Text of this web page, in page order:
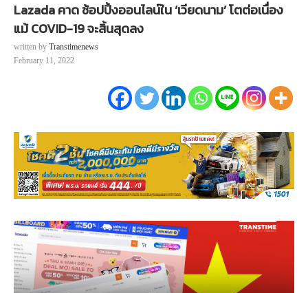
Lazada คาด ช้อปปิ้งออนไลน์ใน ‘เวียดนาม’ โตต่อเนื่อง
แม้ COVID-19 จะสิ้นสุดลง
written by Transtimenews
February 11, 2022